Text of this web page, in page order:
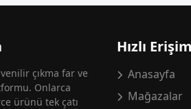
çıkma far ve
Onlarca
ürünü tek çatı
Hızlı Erişim
Anasayfa
Mağazalar